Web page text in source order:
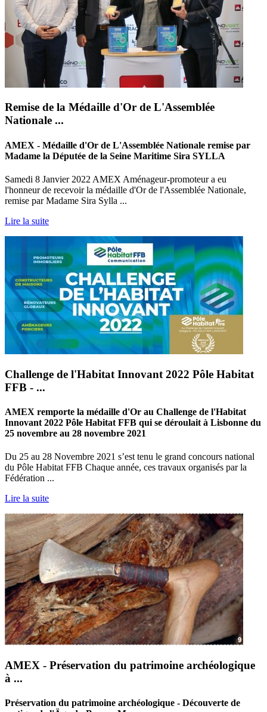
Remise de la Médaille d'Or de L'Assemblée
Nationale ...
AMEX - Médaille d'Or de L'Assemblée Nationale remise par
Madame la Députée de la Seine Maritime Sira SYLLA
Samedi 8 Janvier 2022 AMEX Aménageur-promoteur a eu
l'honneur de recevoir la médaille d'Or de l'Assemblée Nationale,
remise par Madame Sira Sylla ...
Lire la suite
Challenge de l'Habitat Innovant 2022 Pôle Habitat
FFB - ...
AMEX remporte la médaille d'Or au Challenge de l'Habitat
Innovant 2022 Pôle Habitat FFB qui se déroulait à Lisbonne du
25 novembre au 28 novembre 2021
Du 25 au 28 Novembre 2021 s’est tenu le grand concours national
du Pôle Habitat FFB Chaque année, ces travaux organisés par la
Fédération ...
Lire la suite
AMEX - Préservation du patrimoine archéologique
à ...
Préservation du patrimoine archéologique - Découverte de